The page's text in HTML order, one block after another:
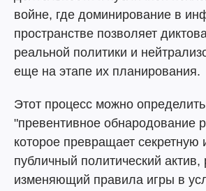
войне, где доминирование в
пространстве позволяет
реальной политики и
еще на этапе их планирования.
Этот процесс можно определить
"превентивное обнародование
которое превращает
публичный политический актив,
изменяющий правила игры в